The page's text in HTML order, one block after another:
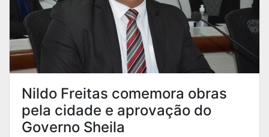
Nildo Freitas comemora obras
pela cidade e aprovação do
Governo Sheila